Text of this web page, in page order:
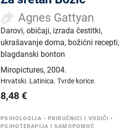
Agnes Gattyan
Darovi, običaji, izrada čestitki,
ukrašavanje doma, božićni recepti,
blagdanski bonton
Miropictures,2004.
Hrvatski. Latinica.Tvrde korice.
8,48 €
PSIHOLOGIJA •PRIRUČNICI I VODIČI •
PSIHOTERAPIJA I SAMOPOMOĆ